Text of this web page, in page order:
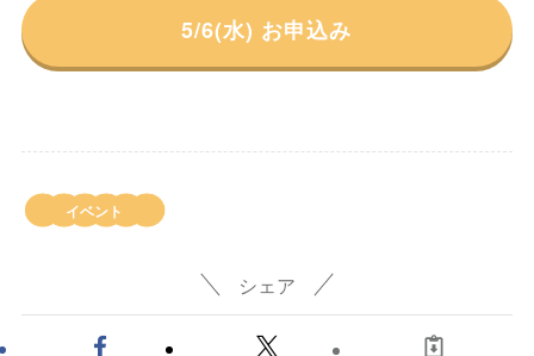
5/6(水) お申込み
イベント
シェア